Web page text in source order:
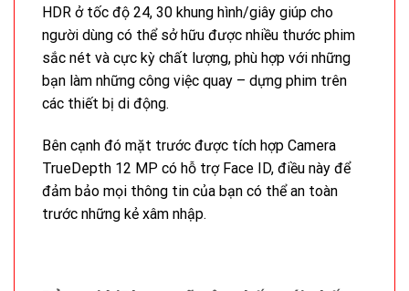
HDR ở tốc độ 24, 30 khung hình/giây giúp cho
người dùng có thể sở hữu được nhiều thước phim
sắc nét và cực kỳ chất lượng, phù hợp với những
bạn làm những công việc quay – dựng phim trên
các thiết bị di động.
Bên cạnh đó mặt trước được tích hợp Camera
TrueDepth 12 MP có hỗ trợ Face ID, điều này để
đảm bảo mọi thông tin của bạn có thể an toàn
trước những kẻ xâm nhập.